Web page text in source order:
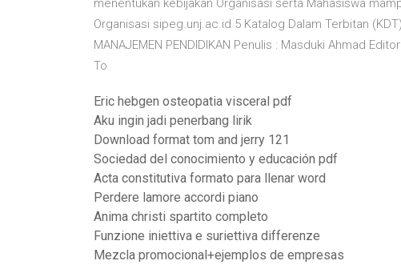
menentukan kebijakan Organisasi serta Mahasiswa
Organisasi sipeg.unj.ac.id 5 Katalog Dalam Terbitan
MANAJEMEN PENDIDIKAN Penulis : Masduki Ahmad
To
Eric hebgen osteopatia visceral pdf
Aku ingin jadi penerbang lirik
Download format tom and jerry 121
Sociedad del conocimiento y educación pdf
Acta constitutiva formato para llenar word
Perdere lamore accordi piano
Anima christi spartito completo
Funzione iniettiva e suriettiva differenze
Mezcla promocional+ejemplos de empresas